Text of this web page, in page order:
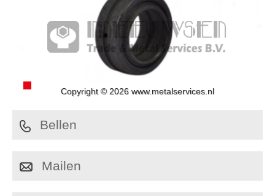
Copyright © 2026 www.metalservices.nl
Bellen
Mailen